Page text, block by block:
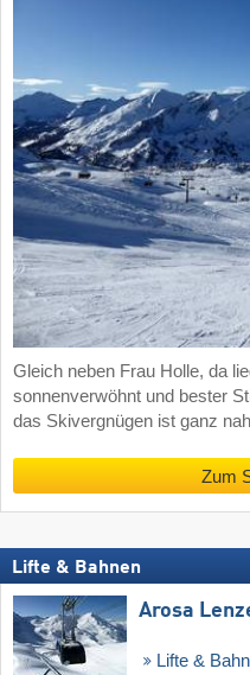
Gleich neben Frau Holle, da
sonnenverwöhnt und bester
das Skivergnügen ist ganz
Zum
Lifte & Bahnen
Arosa
Lifte &